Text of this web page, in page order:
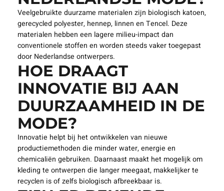
Veelgebruikte duurzame materialen zijn biologisch katoen,
gerecycled polyester, hennep, linnen en Tencel. Deze
materialen hebben een lagere milieu-impact dan
conventionele stoffen en worden steeds vaker toegepast
door Nederlandse ontwerpers.
HOE DRAAGT
INNOVATIE BIJ AAN
DUURZAAMHEID IN DE
MODE?
Innovatie helpt bij het ontwikkelen van nieuwe
productiemethoden die minder water, energie en
chemicaliën gebruiken. Daarnaast maakt het mogelijk om
kleding te ontwerpen die langer meegaat, makkelijker te
recyclen is of zelfs biologisch afbreekbaar is.